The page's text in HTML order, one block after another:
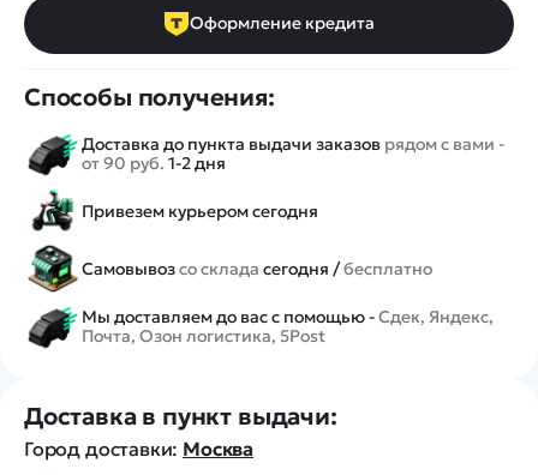
Оформление кредита
Способы получения:
Доставка до пункта выдачи заказов рядом с вами -
от 90 руб. 1-2 дня
Привезем курьером сегодня
Самовывозсо склада сегодня /бесплатно
Мы доставляем до вас с помощью -Сдек, Яндекс,
Почта, Озон логистика, 5Post
Доставка в пункт выдачи:
Город доставки: Москва